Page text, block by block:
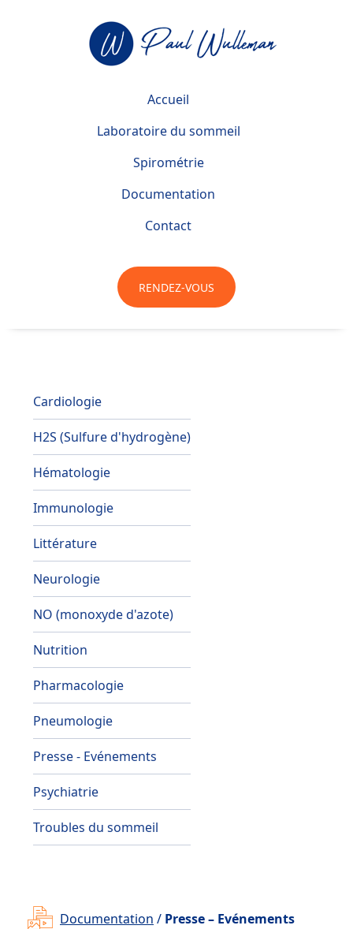
Accueil
Laboratoire du sommeil
Spirométrie
Documentation
Contact
RENDEZ-VOUS
Cardiologie
H2S (Sulfure d'hydrogène)
Hématologie
Immunologie
Littérature
Neurologie
NO (monoxyde d'azote)
Nutrition
Pharmacologie
Pneumologie
Presse - Evénements
Psychiatrie
Troubles du sommeil
Documentation / Presse – Evénements